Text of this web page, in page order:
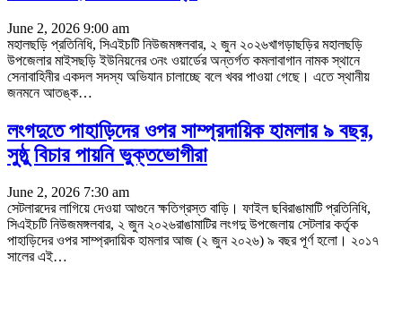
June 2, 2026 9:00 am
মহালছড়ি প্রতিনিধি, সিএইচটি নিউজমঙ্গলবার, ২ জুন ২০২৬খাগড়াছড়ির মহালছড়ি
উপজেলার মাইসছড়ি ইউনিয়নের ৩নং ওয়ার্ডের অন্তর্গত কমলাবাগান নামক স্থানে
সেনাবাহিনীর একদল সদস্য অভিযান চালাচ্ছে বলে খবর পাওয়া গেছে। এতে স্থানীয়
জনমনে আতঙ্ক…
লংগদুতে পাহাড়িদের ওপর সাম্প্রদায়িক হামলার ৯ বছর,
সুষ্ঠু বিচার পায়নি ভুক্তভোগীরা
June 2, 2026 7:30 am
সেটলারদের লাগিয়ে দেওয়া আগুনে ক্ষতিগ্রস্ত বাড়ি। ফাইল ছবিরাঙামাটি প্রতিনিধি,
সিএইচটি নিউজমঙ্গলবার, ২ জুন ২০২৬রাঙামাটির লংগদু উপজেলায় সেটলার কর্তৃক
পাহাড়িদের ওপর সাম্প্রদায়িক হামলার আজ (২ জুন ২০২৬) ৯ বছর পূর্ণ হলো। ২০১৭
সালের এই…